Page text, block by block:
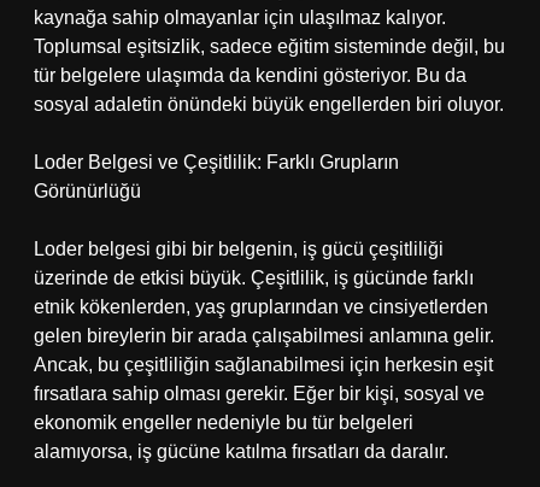
kaynağa sahip olmayanlar için ulaşılmaz kalıyor.
Toplumsal eşitsizlik, sadece eğitim sisteminde değil, bu
tür belgelere ulaşımda da kendini gösteriyor. Bu da
sosyal adaletin önündeki büyük engellerden biri oluyor.
Loder Belgesi ve Çeşitlilik: Farklı Grupların
Görünürlüğü
Loder belgesi gibi bir belgenin, iş gücü çeşitliliği
üzerinde de etkisi büyük. Çeşitlilik, iş gücünde farklı
etnik kökenlerden, yaş gruplarından ve cinsiyetlerden
gelen bireylerin bir arada çalışabilmesi anlamına gelir.
Ancak, bu çeşitliliğin sağlanabilmesi için herkesin eşit
fırsatlara sahip olması gerekir. Eğer bir kişi, sosyal ve
ekonomik engeller nedeniyle bu tür belgeleri
alamıyorsa, iş gücüne katılma fırsatları da daralır.